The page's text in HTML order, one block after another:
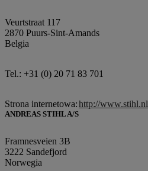
Veurtstraat 117
2870 Puurs-Sint-Amands
Belgia
Tel.: +31 (0) 20 71 83 701
Strona internetowa:http://www.stihl.nl
ANDREAS STIHL A/S
Framnesveien 3B
3222 Sandefjord
Norwegia